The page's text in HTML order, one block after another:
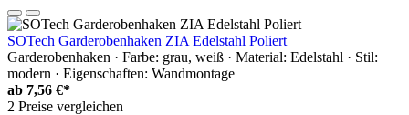
SOTech Garderobenhaken ZIA Edelstahl Poliert
Garderobenhaken · Farbe: grau, weiß · Material: Edelstahl · Stil:
modern · Eigenschaften: Wandmontage
ab 7,56 €*
2 Preise vergleichen